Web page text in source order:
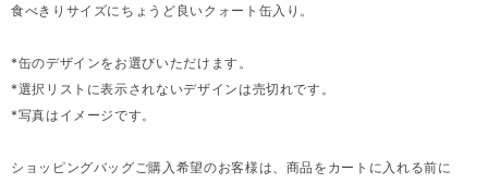
食べきりサイズにちょうど良いクォート缶入り。
*缶のデザインをお選びいただけます。
*選択リストに表示されないデザインは売切れです。
*写真はイメージです。
ショッピングバッグご購入希望のお客様は、商品をカートに入れる前に